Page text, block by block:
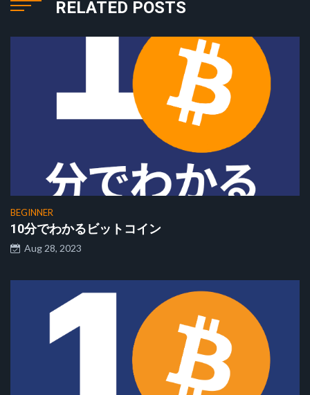
RELATED POSTS
BEGINNER
10分でわかるビットコイン
Aug 28, 2023